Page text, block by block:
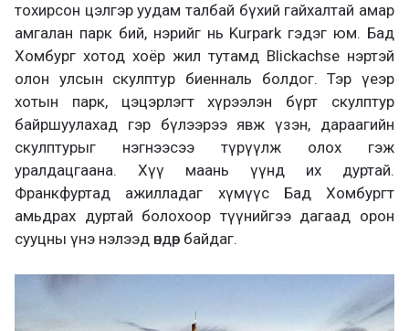
тохирсон цэлгэр уудам талбай бүхий гайхалтай амар
амгалан парк бий, нэрийг нь Kurpark гэдэг юм. Бад
Хомбург хотод хоёр жил тутамд Blickachse нэртэй
олон улсын скулптур биенналь болдог. Тэр үеэр
хотын парк, цэцэрлэгт хүрээлэн бүрт скулптур
байршуулахад гэр бүлээрээ явж үзэн, дараагийн
скулптурыг нэгнээсээ түрүүлж олох гэж
уралдацгаана. Хүү маань үүнд их дуртай.
Франкфуртад ажилладаг хүмүүс Бад Хомбургт
амьдрах дуртай болохоор түүнийгээ дагаад орон
сууцны үнэ нэлээд өндөр байдаг.